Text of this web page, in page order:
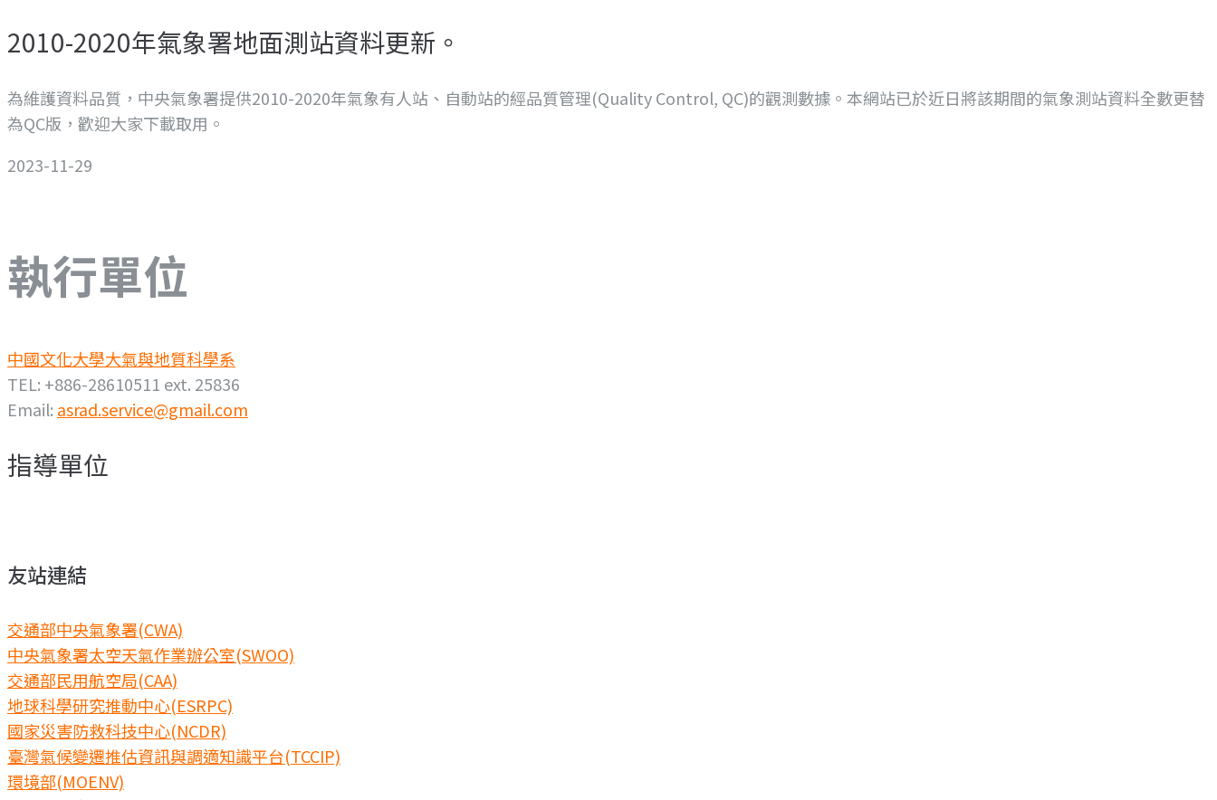
2010-2020年氣象署地面測站資料更新。
為維護資料品質，中央氣象署提供2010-2020年氣象有人站、自動站的經品質管理(Quality Control, QC)的觀測數據。本網站已於近日將該期間的氣象測站資料全數更替
為QC版，歡迎大家下載取用。
2023-11-29
執行單位
中國文化大學大氣與地質科學系
TEL: +886-28610511 ext. 25836
Email: asrad.service@gmail.com
指導單位
友站連結
交通部中央氣象署(CWA)
中央氣象署太空天氣作業辦公室(SWOO)
交通部民用航空局(CAA)
地球科學研究推動中心(ESRPC)
國家災害防救科技中心(NCDR)
臺灣氣候變遷推估資訊與調適知識平台(TCCIP)
環境部(MOENV)